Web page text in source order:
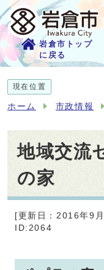
岩倉市トップ
に戻る
現在位置
ホーム 市政情報
地域交流
の家
[更新日：2016年9
ID:2064